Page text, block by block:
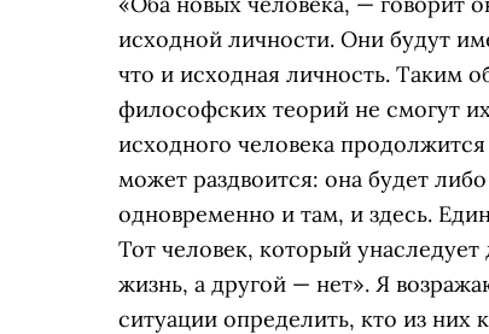
исходной личности. Они будут
что и исходная личность. Таким
философских теорий не смогут
исходного человека
может раздвоится: она будет
одновременно и там, и здесь.
Тот человек, который
жизнь, а другой — нет». Я
ситуации определить, кто из них